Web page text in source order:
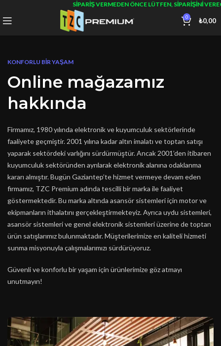
SIPARIŞ VERMEDEN ÖNCE LÜTFEN, SIPARIŞINI
0 ₺0,00
KONFORLU BİR YAŞAM
Online mağazamız
hakkında
Firmamız, 1980 yılında elektronik ve kuyumculuk sektörlerinde
faaliyete geçmiştir. 2001 yılına kadar altın imalatı ve toptan satışı
yaparak sektördeki varlığını sürdürmüştür. Ancak 2001’den itibaren
kuyumculuk sektöründen ayrılarak elektronik alanına odaklanma
kararı almıştır. Bugün Gaziantep’te hizmet vermeye devam eden
firmamız, TZC Premium adında tescilli bir marka ile faaliyet
göstermektedir. Bu marka altında asansör sistemleri için motor ve
ekipmanların ithalatını gerçekleştirmekteyiz. Ayrıca uydu sistemleri,
asansör sistemleri ve genel elektronik sistemleri üzerine de toptan
ürün satışlarımız bulunmaktadır. Müşterilerimize en kaliteli hizmeti
sunma misyonuyla çalışmalarımızı sürdürüyoruz.
Güvenli ve konforlu bir yaşam için ürünlerimize göz atmayı
unutmayın!